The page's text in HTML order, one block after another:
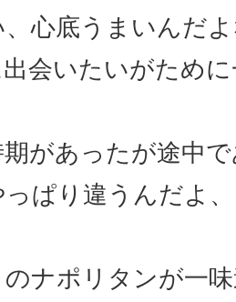
心底うまいんだ
会いたいがため
があったが途中
ぱり違うんだよ
ナポリタンが一